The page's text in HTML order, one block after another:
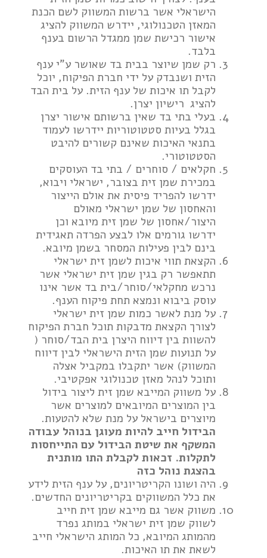
הישראלי אשר ברשות המשווק לשם הכנת
המאזן הטכנולוגי, יידרש המשווק להציג
אישור רכישת שמן ממגדל הרשום בענף
בלבד.
רק שמן שיוצר בבית בד שאושר ע”י ענף
הזית ושנבדק על ידי חברת הפיקוח, יוכל
לקבל תו איכות של ענף הזית. על בית הבד
להציג רישיון יצרן.
בעלי בתי בד שאין ברשותם אישור יצרן
בגלל בעיות סטטוטוריות יידרשו לעמוד
בתנאי האיכות שאינם קשורים להיבט
הסטטוטורי.
חקלאים / סוחרים / בתי בד העוסקים
במכירת שמן זית בצובר, ישראלי ויבוא,
ידרשו להפריד פיסית את אולם הייצור
והאחסון של שמן ישראלי מאולם
היצור/אחסון של שמן זית מיובא וכן
ידרשו גורמים אלו לבצע הפרדה תאגידית
בינם לבין פעילות המסחר בשמן מיובא.
הקצאת תווי איכות לשמן זית ישראלי
תתאפשר רק בגין שמן זית ישראלי אשר
נרכש מחקלאי/סוחר/בית בד אשר אינו
עוסק ביבוא ונמצא תחת פיקוח הענף.
על מנת לאשר כמות שמן זית ישראלי
לצורך הקצאת מדבקות תוכל חברת הפיקוח
להשוות בין דיווח היצרן בית הבד/סוחר (
על תנועות שמן הזית הישראלי לבין דיווח
המשווק) אשר יתקבלו במקביל אצלה
ותוכל לנהל מאזן טכנולוגי אפקטיבי.
על משווק המייבא שמן זית ליצור בידול
בין המוצרים המיובאים למוצרים אשר
מיוצרים בישראל על מנת שלא להטעות.
הבידול חייב להיות מעוגן בנוהל עבודה
המשקף את שיטת הבידול עם התייחסות
לתקלות. זכאות לקבלת התו מותנית
בהצגת נוהל כזה
היה ושונו הקריטריונים, על ענף הזית לידע
את כלל המשווקים בקריטריונים החדשים.
משווק אשר גם מייבא שמן זית חייב
לשווק שמן זית ישראלי במותג נפרד
מהמותג המיובא, כל המותג הישראלי חייב
לשאת את תו האיכות.